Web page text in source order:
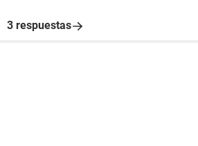
3 respuestas